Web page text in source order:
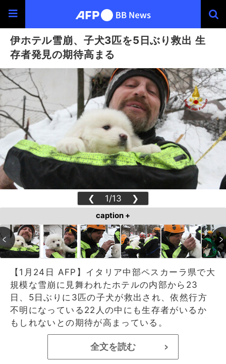
伊ホテル雪崩、子犬3匹を5日ぶり救出 生
存者発見の期待高まる
❮ 1/13 ❯
caption +
【1月24日 AFP】イタリア中部ペスカーラ県で大
規模な雪崩に見舞われたホテルの内部から23
日、5日ぶりに3匹の子犬が救出され、依然行方
不明になっている22人の中にも生存者がいるか
もしれないとの期待が高まっている。
全文を読む >